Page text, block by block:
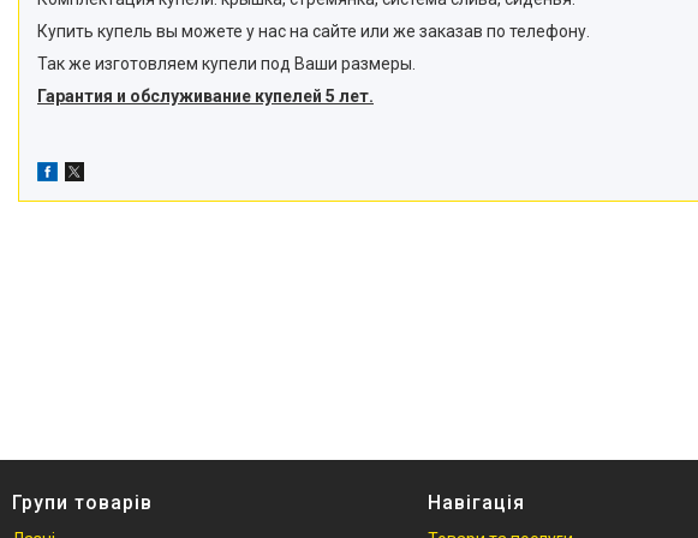
Купить купель вы можете у нас на сайте или же заказав по телефону.
Так же изготовляем купели под Ваши размеры.
Гарантия и обслуживание купелей 5 лет.
Групи товарів Навігація